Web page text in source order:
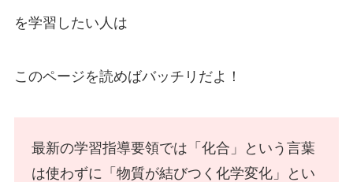
を学習したい人は
このページを読めばバッチリだよ！
最新の学習指導要領では「化合」という言葉
は使わずに「物質が結びつく化学変化」とい